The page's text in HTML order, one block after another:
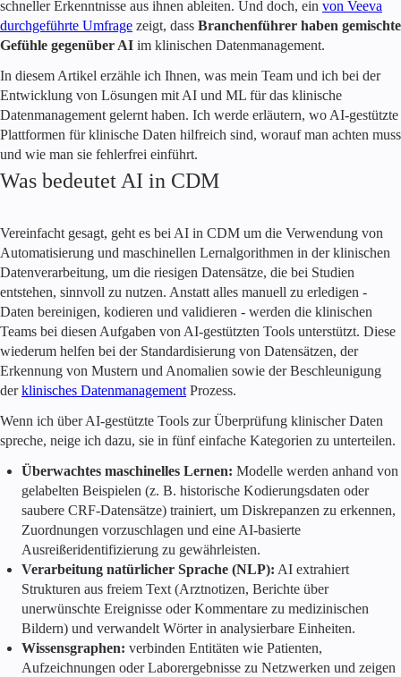
schneller Erkenntnisse aus ihnen ableiten. Und doch, ein von Veeva
durchgeführte Umfrage zeigt, dass Branchenführer haben gemischte
Gefühle gegenüber AI im klinischen Datenmanagement.
In diesem Artikel erzähle ich Ihnen, was mein Team und ich bei der
Entwicklung von Lösungen mit AI und ML für das klinische
Datenmanagement gelernt haben. Ich werde erläutern, wo AI-gestützte
Plattformen für klinische Daten hilfreich sind, worauf man achten muss
und wie man sie fehlerfrei einführt.
Was bedeutet AI in CDM
Vereinfacht gesagt, geht es bei AI in CDM um die Verwendung von
Automatisierung und maschinellen Lernalgorithmen in der klinischen
Datenverarbeitung, um die riesigen Datensätze, die bei Studien
entstehen, sinnvoll zu nutzen. Anstatt alles manuell zu erledigen -
Daten bereinigen, kodieren und validieren - werden die klinischen
Teams bei diesen Aufgaben von AI-gestützten Tools unterstützt. Diese
wiederum helfen bei der Standardisierung von Datensätzen, der
Erkennung von Mustern und Anomalien sowie der Beschleunigung
derklinisches Datenmanagement Prozess.
Wenn ich über AI-gestützte Tools zur Überprüfung klinischer Daten
spreche, neige ich dazu, sie in fünf einfache Kategorien zu unterteilen.
Überwachtes maschinelles Lernen: Modelle werden anhand von
gelabelten Beispielen (z. B. historische Kodierungsdaten oder
saubere CRF-Datensätze) trainiert, um Diskrepanzen zu erkennen,
Zuordnungen vorzuschlagen und eine AI-basierte
Ausreißeridentifizierung zu gewährleisten.
Verarbeitung natürlicher Sprache (NLP): AI extrahiert
Strukturen aus freiem Text (Arztnotizen, Berichte über
unerwünschte Ereignisse oder Kommentare zu medizinischen
Bildern) und verwandelt Wörter in analysierbare Einheiten.
Wissensgraphen: verbinden Entitäten wie Patienten,
Aufzeichnungen oder Laborergebnisse zu Netzwerken und zeigen